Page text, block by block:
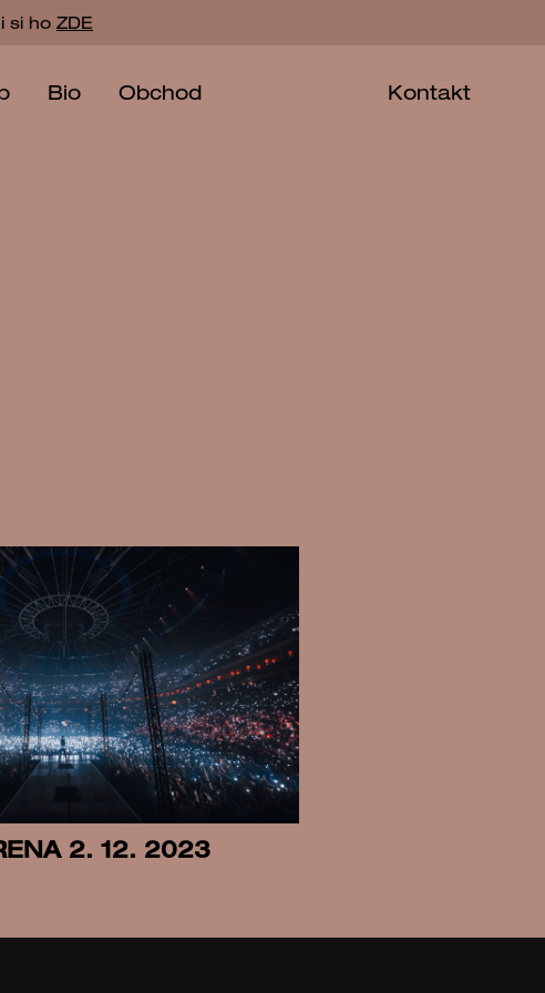
si ho ZDE
Bio Obchod Kontakt
2. 12. 2023